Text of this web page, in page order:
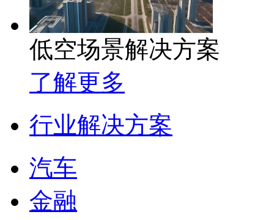
低空场景解决方案
了解更多
行业解决方案
汽车
金融